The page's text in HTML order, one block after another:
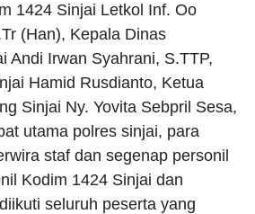
1424 Sinjai Letkol Inf. Oo
(Han), Kepala Dinas
Andi Irwan Syahrani, S.TTP,
Hamid Rusdianto, Ketua
Sinjai Ny. Yovita Sebpril Sesa,
utama polres sinjai, para
staf dan segenap personil
Kodim 1424 Sinjai dan
seluruh peserta yang